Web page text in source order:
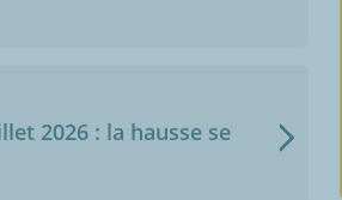
2026 : la hausse se